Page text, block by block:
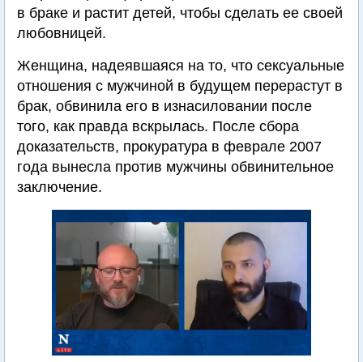
в браке и растит детей, чтобы сделать ее своей
любовницей.
Женщина, надеявшаяся на то, что сексуальные
отношения с мужчиной в будущем перерастут в
брак, обвинила его в изнасиловании после
того, как правда вскрылась. После сбора
доказательств, прокуратура в феврале 2007
года вынесла против мужчины обвинительное
заключение.